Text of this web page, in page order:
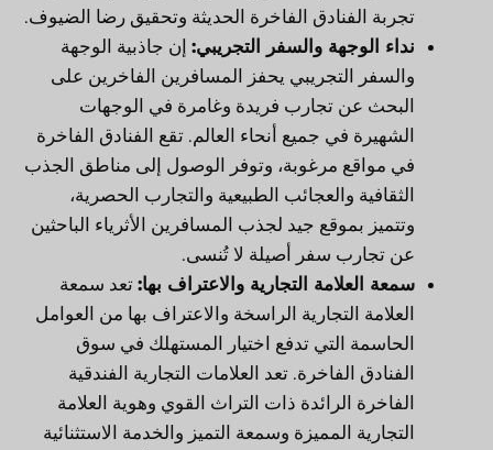
تجربة الفنادق الفاخرة الحديثة وتحقيق رضا الضيوف.
نداء الوجهة والسفر التجريبي: إن جاذبية الوجهة
والسفر التجريبي يحفز المسافرين الفاخرين على
البحث عن تجارب فريدة وغامرة في الوجهات
الشهيرة في جميع أنحاء العالم. تقع الفنادق الفاخرة
في مواقع مرغوبة، وتوفر الوصول إلى مناطق الجذب
الثقافية والعجائب الطبيعية والتجارب الحصرية،
وتتميز بموقع جيد لجذب المسافرين الأثرياء الباحثين
عن تجارب سفر أصيلة لا تُنسى.
سمعة العلامة التجارية والاعتراف بها: تعد سمعة
العلامة التجارية الراسخة والاعتراف بها من العوامل
الحاسمة التي تدفع اختيار المستهلك في سوق
الفنادق الفاخرة. تعد العلامات التجارية الفندقية
الفاخرة الرائدة ذات التراث القوي وهوية العلامة
التجارية المميزة وسمعة التميز والخدمة الاستثنائية